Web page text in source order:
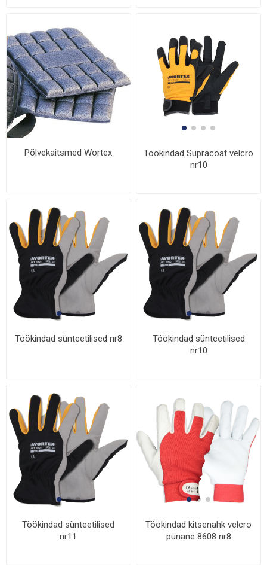
Põlvekaitsmed Wortex
Töökindad Supracoat velcro
nr10
Töökindad sünteetilised nr8
Töökindad sünteetilised
nr10
Töökindad sünteetilised
nr11
Töökindad kitsenahk velcro
punane 8608 nr8